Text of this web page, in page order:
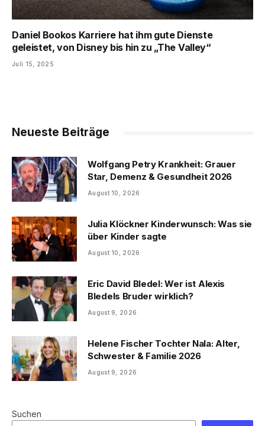
Daniel Bookos Karriere hat ihm gute Dienste
geleistet, von Disney bis hin zu „The Valley“
Juli 15, 2025
Neueste Beiträge
Wolfgang Petry Krankheit: Grauer
Star, Demenz & Gesundheit 2026
August 10, 2026
Julia Klöckner Kinderwunsch: Was sie
über Kinder sagte
August 10, 2026
Eric David Bledel: Wer ist Alexis
Bledels Bruder wirklich?
August 9, 2026
Helene Fischer Tochter Nala: Alter,
Schwester & Familie 2026
August 9, 2026
Suchen